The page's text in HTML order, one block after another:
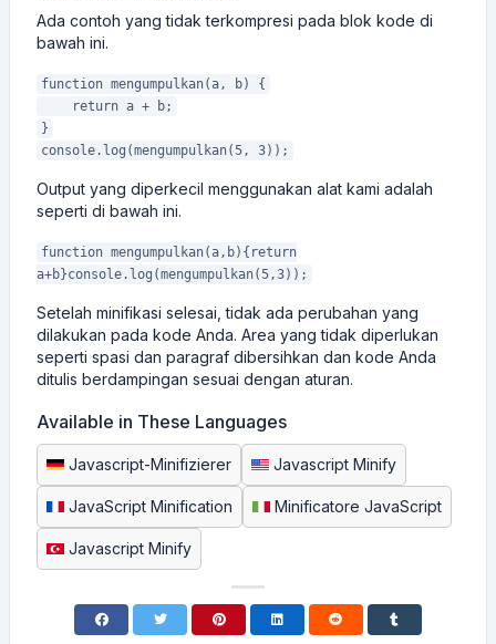
Ada contoh yang tidak terkompresi pada blok kode di
bawah ini.
function mengumpulkan(a, b) {
return a + b;
}
console.log(mengumpulkan(5, 3));
Output yang diperkecil menggunakan alat kami adalah
seperti di bawah ini.
function mengumpulkan(a,b){return
a+b}console.log(mengumpulkan(5,3));
Setelah minifikasi selesai, tidak ada perubahan yang
dilakukan pada kode Anda. Area yang tidak diperlukan
seperti spasi dan paragraf dibersihkan dan kode Anda
ditulis berdampingan sesuai dengan aturan.
Available in These Languages
Javascript-Minifizierer Javascript Minify
JavaScript Minification Minificatore JavaScript
Javascript Minify